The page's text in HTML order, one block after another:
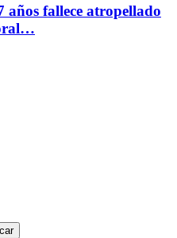
años fallece atropellado